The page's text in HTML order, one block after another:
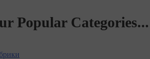
Popular Categories...